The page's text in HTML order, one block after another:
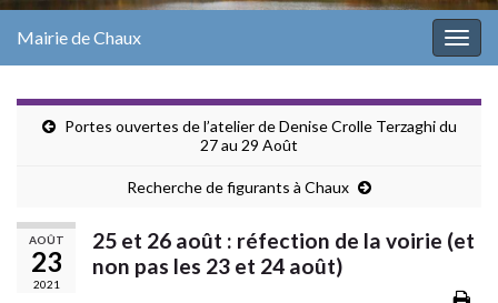
Mairie de Chaux
Portes ouvertes de l’atelier de Denise Crolle Terzaghi du
27 au 29 Août
Recherche de figurants à Chaux
AOÛT
23
2021
25 et 26 août : réfection de la voirie (et
non pas les 23 et 24 août)